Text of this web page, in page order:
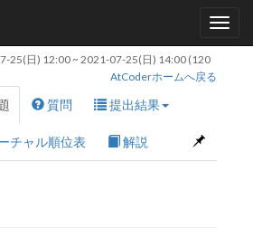
25(日) 12:00~ 2021-07-25(日) 14:00 (120
AtCoderホームへ戻る
質問 提出結果
チャル順位表 解説